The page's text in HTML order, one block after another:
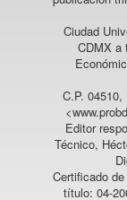
Ciudad
CDMX a
C.P.
Editor
Técnico,
Certificado
título: 04-